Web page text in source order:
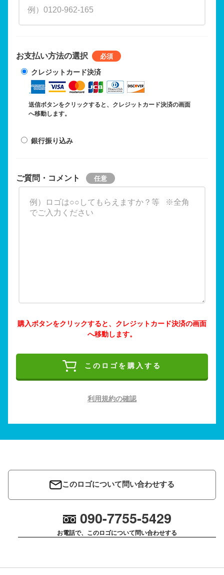
お支払い方法の選択
クレジットカード決済
送信ボタンをクリックすると、クレジットカード決済の画面
へ移動します。
銀行振り込み
ご質問・コメント
購入ボタンをクリックすると、クレジットカード決済の画面
へ移動します。
このロゴを購入する
利用規約の確認
このロゴについて問い合わせする
090-7755-5429
お電話で、このロゴについて問い合わせする